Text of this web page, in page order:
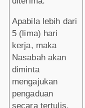
Apabila lebih dari
5 (lima) hari
kerja, maka
Nasabah akan
diminta
mengajukan
pengaduan
secara tertulis.